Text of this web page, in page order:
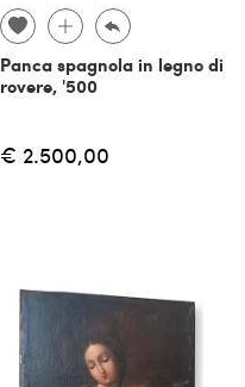
Panca spagnola in legno di
rovere, '500
€ 2.500,00